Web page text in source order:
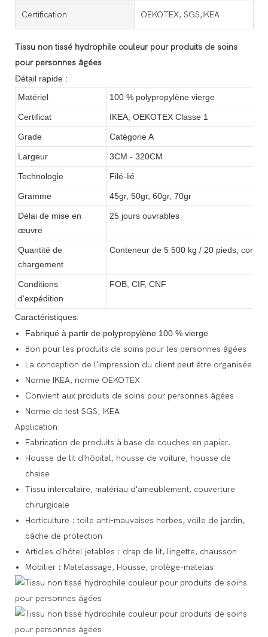
Certification OEKOTEX, SGS,IKEA
Tissu non tissé hydrophile couleur pour produits de soins
pour personnes âgées
Détail rapide :
Matériel
100 % polypropylène vierge
Certificat IKEA, OEKOTEX Classe 1
Grade Catégorie A
Largeur 3CM - 320CM
Technologie Filé-lié
Gramme 45gr, 50gr, 60gr, 70gr
Délai de mise en
œuvre
25 jours ouvrables
Quantité de
chargement
Conteneur de 5 500 kg / 20 pieds,
Conditions
d'expédition
FOB, CIF, CNF
Caractéristiques:
Fabriqué à partir de polypropylène 100 % vierge
Bon pour les produits de soins pour les personnes âgées
La conception de l'impression du client peut être organisée
Norme IKEA, norme OEKOTEX
Convient aux produits de soins pour personnes âgées
Norme de test SGS, IKEA
Application:
Fabrication de produits à base de couches en papier.
Housse de lit d'hôpital, housse de voiture, housse de
chaise
Tissu intercalaire, matériau d'ameublement, couverture
chirurgicale
Horticulture : toile anti-mauvaises herbes, voile de jardin,
bâche de protection
Articles d'hôtel jetables : drap de lit, lingette, chausson
Mobilier : Matelassage, Housse, protège-matelas